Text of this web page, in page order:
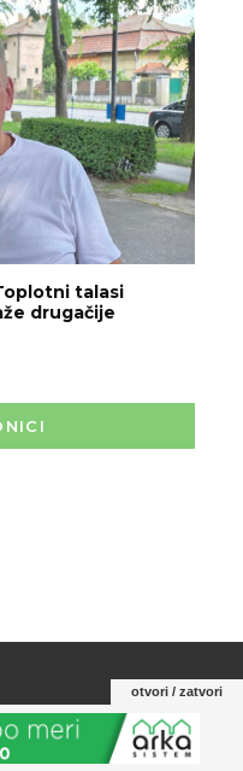
talasi
drugačije
otvori / zatvori